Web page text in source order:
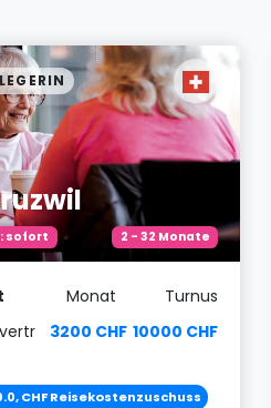
sofort 2 - 32 Monate
Monat
Turnus
3200 CHF 10000 CHF
CHF Reisekostenzuschuss